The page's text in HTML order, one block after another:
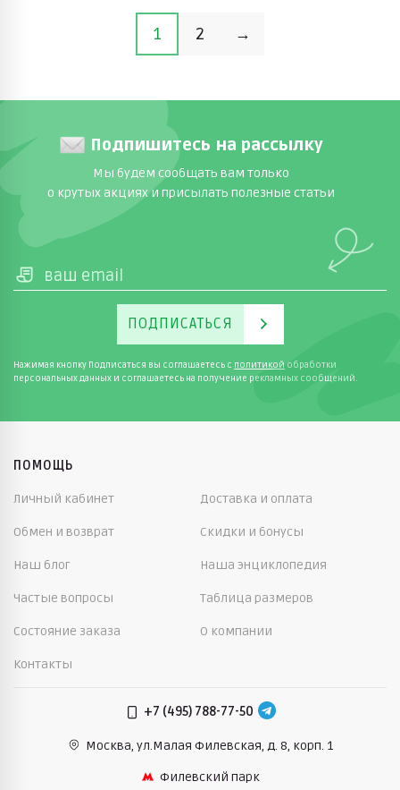
1 2 →
Подпишитесь на рассылку
Мы будем сообщать вам только
о крутых акциях и присылать полезные статьи
ПОДПИСАТЬСЯ
Нажимая кнопку Подписаться вы соглашаетесь с политикой обработки
персональных данных и соглашаетесь на получение рекламных сообщений.
ПОМОЩЬ
Личный кабинет Доставка и оплата
Обмен и возврат Скидки и бонусы
Наш блог Наша энциклопедия
Частые вопросы Таблица размеров
Состояние заказа О компании
Контакты
+7 (495) 788-77-50
Москва, ул.Малая Филевская, д. 8, корп. 1
Филевский парк